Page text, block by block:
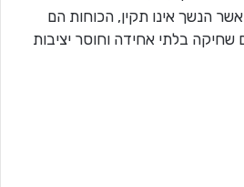
הנשך אינו תקין, הכוחות הם
שחיקה בלתי אחידה וחוסר יציבות